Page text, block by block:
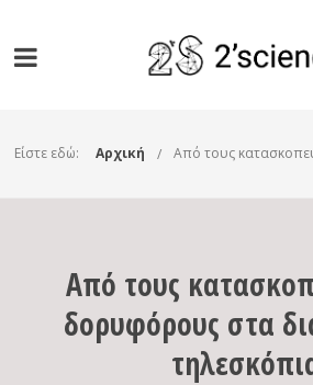
Είστε εδώ: Αρχική
Από τους
δορυφόρους στα